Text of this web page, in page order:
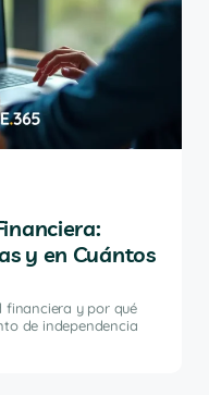
y en Cuántos
financiera y por qué
de independencia